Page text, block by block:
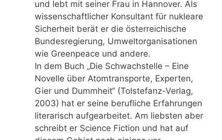
und lebt mit seiner Frau in Hannover. Als
wissenschaftlicher Konsultant für nukleare
Sicherheit berät er die österreichische
Bundesregierung, Umweltorganisationen
wie Greenpeace und andere.
In dem Buch „Die Schwachstelle – Eine
Novelle über Atomtransporte, Experten,
Gier und Dummheit“ (Tolstefanz-Verlag,
2003) hat er seine berufliche Erfahrungen
literarisch aufgearbeitet. Am liebsten aber
schreibt er Science Fiction und hat auf